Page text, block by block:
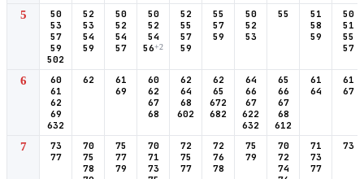
5
50
53
57
59
502
52
53
54
59
50
52
54
57
50
52
54
56+2
52
55
57
59
55
57
59
50
52
53
55
51
58
59
50
51
55
57
6
60
61
62
69
632
62
61
69
60
62
67
68
62
64
68
602
62
65
672
682
64
66
67
622
632
65
66
67
68
612
61
64
61
67
7
73
77
70
75
78
75
77
79
70
71
73
72
75
77
72
76
78
75
79
70
72
74
71
73
77
73